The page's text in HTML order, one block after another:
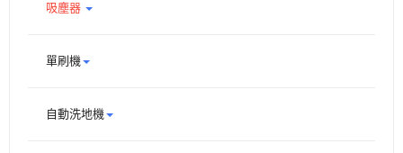
吸塵器
單刷機
自動洗地機